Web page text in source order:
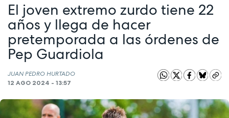
El joven extremo zurdo tiene 22
años y llega de hacer
pretemporada a las órdenes de
Pep Guardiola
JUAN PEDRO HURTADO
12 AGO 2024 - 13:57